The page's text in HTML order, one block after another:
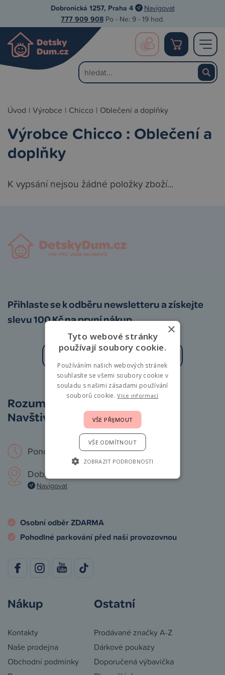
Dobronická 1257, Praha 4 Navigovat
777 909 908 Po - Ne: 9 - 19 hod.
Úvod | Výrobce | Chicco | Oblečení a doplňky
Výrobce Chicco : Oblečení a
doplňky
K vypsání nejsou žádné položky zboží...
Přihlaste se k odběru newsletteru a získejte
slevu 100 Kč na první nákup
Zásady zpracování osobních údajů
Rozumíme vám i miminkům.
Navštivte nás osobně!
Pondělí – Neděle: 9 – 19 hod.
Dobronická 1257, Praha 4
Navigovat
Osobní odběr ZDARMA
Pohodlné parkování před naší provozovnou
Nákup
Kontakty
Naše prodejna
Obchodní podmínky
Ostatní
Prodávané značky A-Z
Dárkové poukazy
Doporučená výbavička
×
Tyto webové stránky
používají soubory cookie.
Používáním našich webových stránek
souhlasíte se všemi soubory cookie v
souladu s našimi zásadami používání
souborů cookie.Více informací
VŠE PŘIJMOUT
VŠE ODMÍTNOUT
ZOBRAZIT PODROBNOSTI